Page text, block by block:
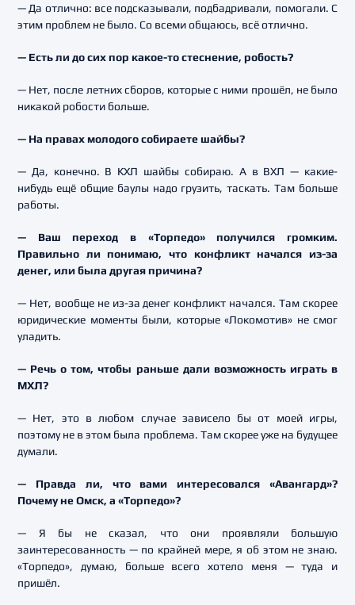
— Да отлично: все подсказывали, подбадривали, помогали. С
этим проблем не было. Со всеми общаюсь, всё отлично.
— Есть ли до сих пор какое-то стеснение, робость?
— Нет, после летних сборов, которые с ними прошёл, не было
никакой робости больше.
— На правах молодого собираете шайбы?
— Да, конечно. В КХЛ шайбы собираю. А в ВХЛ — какие-
нибудь ещё общие баулы надо грузить, таскать. Там больше
работы.
— Ваш переход в «Торпедо» получился громким.
Правильно ли понимаю, что конфликт начался из-за
денег, или была другая причина?
— Нет, вообще не из-за денег конфликт начался. Там скорее
юридические моменты были, которые «Локомотив» не смог
уладить.
— Речь о том, чтобы раньше дали возможность играть в
МХЛ?
— Нет, это в любом случае зависело бы от моей игры,
поэтому не в этом была проблема. Там скорее уже на будущее
думали.
— Правда ли, что вами интересовался «Авангард»?
Почему не Омск, а «Торпедо»?
— Я бы не сказал, что они проявляли большую
заинтересованность — по крайней мере, я об этом не знаю.
«Торпедо», думаю, больше всего хотело меня — туда и
пришёл.